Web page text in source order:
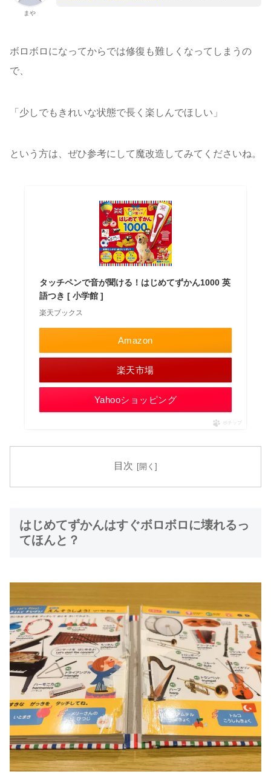
まや
ボロボロになってからでは修復も難しくなってしまうの
で、
「少しでもきれいな状態で長く楽しんでほしい」
という方は、ぜひ参考にして魔改造してみてくださいね。
タッチペンで音が聞ける！はじめてずかん1000 英
語つき [ 小学館 ]
楽天ブックス
Amazon
楽天市場
Yahooショッピング
ポチップ
目次
はじめてずかんはすぐボロボロに壊れるっ
てほんと？